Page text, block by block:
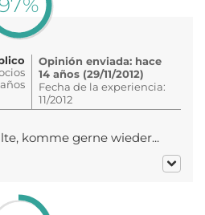
Opinión enviada: hace
14 años (29/11/2012)
Fecha de la experiencia:
11/2012
komme gerne wieder...